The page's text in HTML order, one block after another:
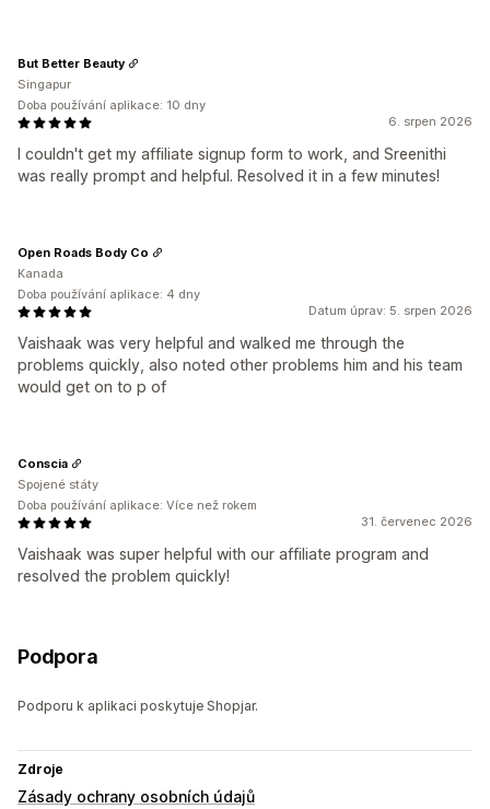
6. srpen 2026
I couldn't get my affiliate signup form to work, and Sreenithi
was really prompt and helpful. Resolved it in a few minutes!
But Better Beauty
Singapur
Doba používání aplikace: 10 dny
Datum úprav: 5. srpen 2026
Vaishaak was very helpful and walked me through the
problems quickly, also noted other problems him and his team
would get on to p of
Open Roads Body Co
Kanada
Doba používání aplikace: 4 dny
31. červenec 2026
Vaishaak was super helpful with our affiliate program and
resolved the problem quickly!
Conscia
Spojené státy
Doba používání aplikace: Více než rokem
Podpora
Podporu k aplikaci poskytuje Shopjar.
Zdroje
Zásady ochrany osobních údajů